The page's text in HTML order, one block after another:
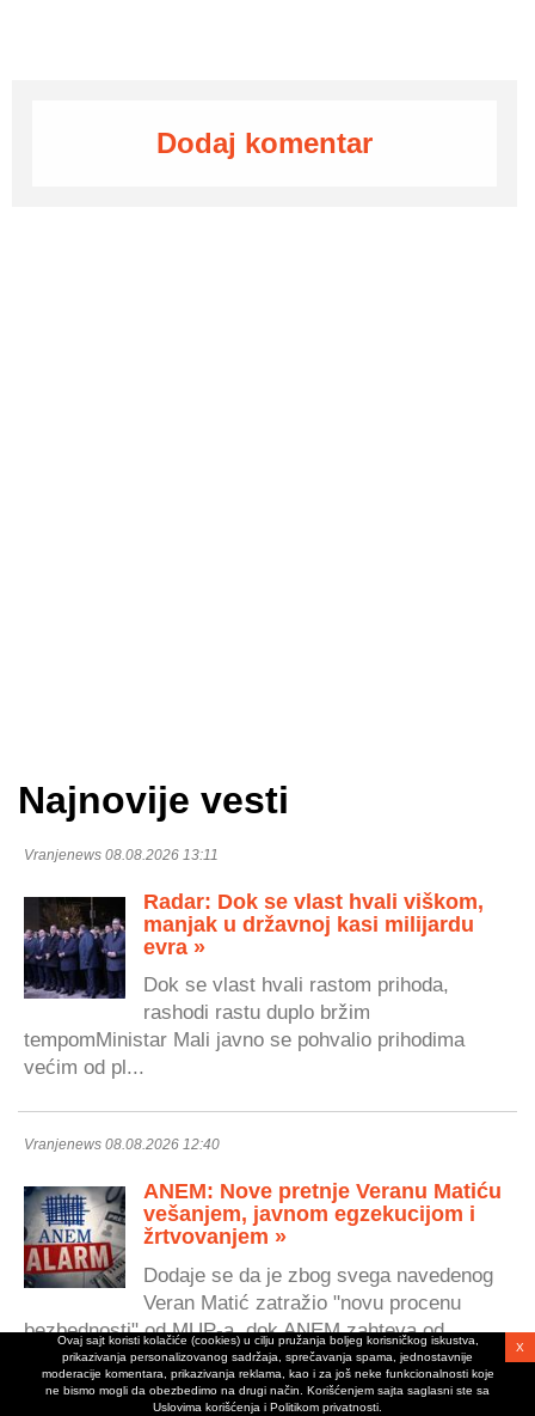
Dodaj komentar
Najnovije vesti
Vranjenews 08.08.2026 13:11
Radar: Dok se vlast hvali viškom,
manjak u državnoj kasi milijardu
evra »
Dok se vlast hvali rastom prihoda,
rashodi rastu duplo bržim
tempomMinistar Mali javno se pohvalio prihodima
većim od pl...
Vranjenews 08.08.2026 12:40
ANEM: Nove pretnje Veranu Matiću
vešanjem, javnom egzekucijom i
žrtvovanjem »
Dodaje se da je zbog svega navedenog
Veran Matić zatražio "novu procenu
bezbednosti" od MUP-a, dok ANEM zahteva od
Poseb...
Ovaj sajt koristi kolačiće (cookies) u cilju pružanja boljeg korisničkog iskustva,
prikazivanja personalizovanog sadržaja, sprečavanja spama, jednostavnije
moderacije komentara, prikazivanja reklama, kao i za još neke funkcionalnosti koje
ne bismo mogli da obezbedimo na drugi način. Korišćenjem sajta saglasni ste sa
Uslovima korišćenja i Politikom privatnosti.
X